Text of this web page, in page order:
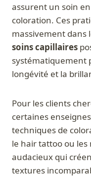
assurent un soin
coloration. Ces
massivement dans
soins capillaires
systématiquement
longévité et la
Pour les clients
certaines
techniques de
le hair tattoo ou les
audacieux qui
textures